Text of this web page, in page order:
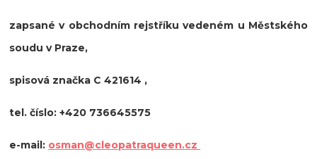
zapsané v obchodním rejstříku vedeném u Městského
soudu v Praze,
spisová značka C 421614 ,
tel. číslo: +420 736645575
e-mail: osman@cleopatraqueen.cz